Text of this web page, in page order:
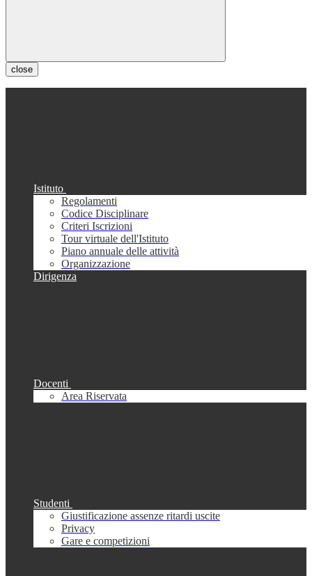
close
Istituto
Regolamenti
Codice Disciplinare
Criteri Iscrizioni
Tour virtuale dell'Istituto
Piano annuale delle attività
Organizzazione
Dirigenza
Docenti
Area Riservata
Studenti
Giustificazione assenze ritardi uscite
Privacy
Gare e competizioni